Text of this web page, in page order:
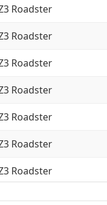
Roadster
Roadster
Roadster
Roadster
Roadster
Roadster
Roadster